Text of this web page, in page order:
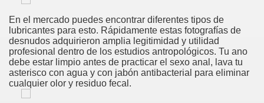
En el mercado puedes encontrar diferentes tipos de
lubricantes para esto. Rápidamente estas fotografías de
desnudos adquirieron amplia legitimidad y utilidad
profesional dentro de los estudios antropológicos. Tu ano
debe estar limpio antes de practicar el sexo anal, lava tu
asterisco con agua y con jabón antibacterial para eliminar
cualquier olor y residuo fecal.
L'orgasme